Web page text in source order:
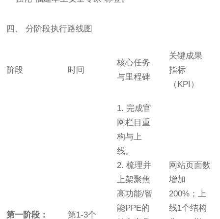
四、 分阶段执行路线图
阶段 时间
核心任务
与里程碑
关键成果
指标
（KPI）
第一阶段： 第1-3个
1. 完成官
网栏目重
构与上
线。
2. 梳理并
上架聚焦
高功能/智
能PPE的
网站页面数
增加
200%；上
线1个结构